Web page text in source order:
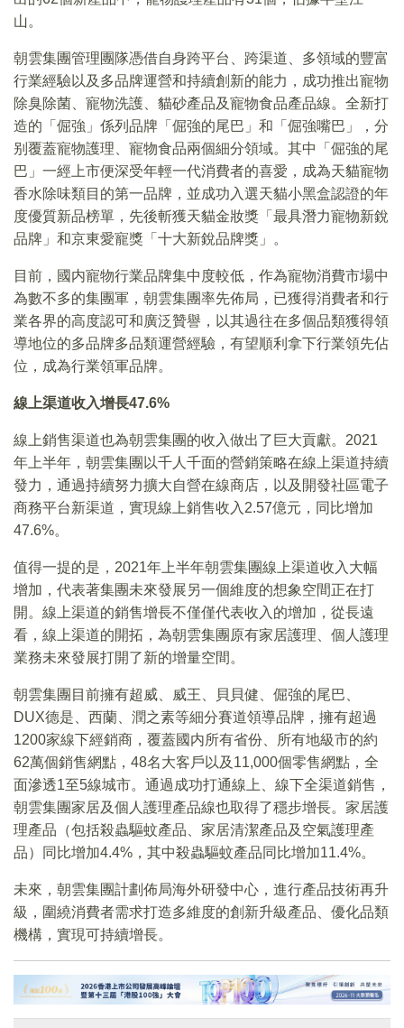
山。
朝雲集團管理團隊憑借自身跨平台、跨渠道、多領域的豐富
行業經驗以及多品牌運營和持續創新的能力，成功推出寵物
除臭除菌、寵物洗護、貓砂產品及寵物食品產品線。全新打
造的「倔強」係列品牌「倔強的尾巴」和「倔強嘴巴」，分
别覆蓋寵物護理、寵物食品兩個細分領域。其中「倔強的尾
巴」一經上市便深受年輕一代消費者的喜愛，成為天貓寵物
香水除味類目的第一品牌，並成功入選天貓小黑盒認證的年
度優質新品榜單，先後斬獲天貓金妝獎「最具潛力寵物新銳
品牌」和京東愛寵獎「十大新銳品牌獎」。
目前，國内寵物行業品牌集中度較低，作為寵物消費市場中
為數不多的集團軍，朝雲集團率先佈局，已獲得消費者和行
業各界的高度認可和廣泛贊譽，以其過往在多個品類獲得領
導地位的多品牌多品類運營經驗，有望順利拿下行業領先佔
位，成為行業領軍品牌。
線上渠道收入增長47.6%
線上銷售渠道也為朝雲集團的收入做出了巨大貢獻。2021
年上半年，朝雲集團以千人千面的營銷策略在線上渠道持續
發力，通過持續努力擴大自營在線商店，以及開發社區電子
商務平台新渠道，實現線上銷售收入2.57億元，同比增加
47.6%。
值得一提的是，2021年上半年朝雲集團線上渠道收入大幅
增加，代表著集團未來發展另一個維度的想象空間正在打
開。線上渠道的銷售增長不僅僅代表收入的增加，從長遠
看，線上渠道的開拓，為朝雲集團原有家居護理、個人護理
業務未來發展打開了新的增量空間。
朝雲集團目前擁有超威、威王、貝貝健、倔強的尾巴、
DUX德是、西蘭、潤之素等細分賽道領導品牌，擁有超過
1200家線下經銷商，覆蓋國内所有省份、所有地級市的約
62萬個銷售網點，48名大客戶以及11,000個零售網點，全
面滲透1至5線城市。通過成功打通線上、線下全渠道銷售，
朝雲集團家居及個人護理產品線也取得了穩步增長。家居護
理產品（包括殺蟲驅蚊產品、家居清潔產品及空氣護理產
品）同比增加4.4%，其中殺蟲驅蚊產品同比增加11.4%。
未來，朝雲集團計劃佈局海外研發中心，進行產品技術再升
級，圍繞消費者需求打造多維度的創新升級產品、優化品類
機構，實現可持續增長。